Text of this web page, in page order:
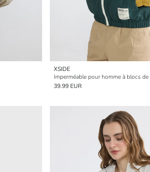
XSIDE
39.99 EUR